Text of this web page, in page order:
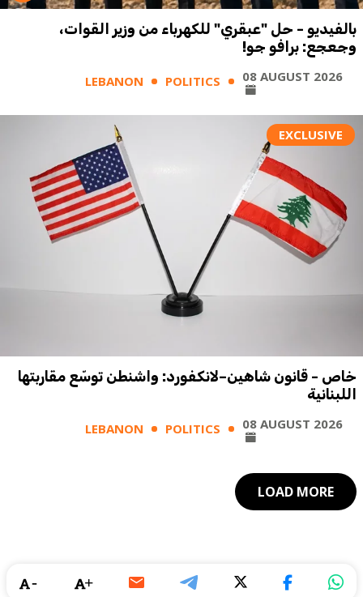
بالفيديو - حل "عبقري" للكهرباء من وزير القوات،
وجعجع: برافو جو!
LEBANON POLITICS 08 AUGUST 2026
EXCLUSIVE
خاص - قانون شاهين–لانكفورد: واشنطن توسّع مقاربتها
اللبنانية
LEBANON POLITICS 08 AUGUST 2026
LOAD MORE